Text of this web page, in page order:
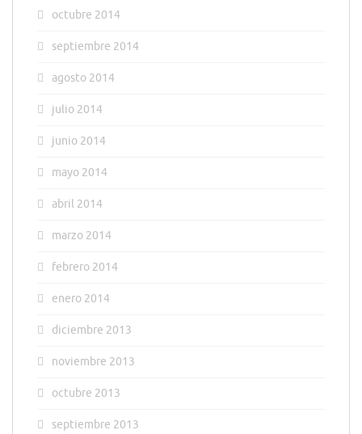
octubre 2014
septiembre 2014
agosto 2014
julio 2014
junio 2014
mayo 2014
abril 2014
marzo 2014
febrero 2014
enero 2014
diciembre 2013
noviembre 2013
octubre 2013
septiembre 2013